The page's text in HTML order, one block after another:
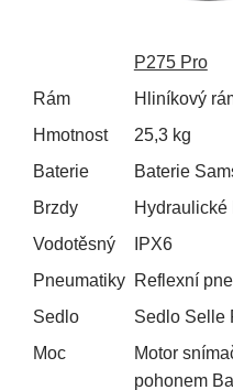
P275 Pro
Rám
Hliníkový
Hmotnost
25,3 kg
Baterie
Baterie
Brzdy
Hydraulické
Vodotěsný
IPX6
Pneumatiky
Reflexní
Sedlo
Sedlo Selle
Moc
Motor
pohonem